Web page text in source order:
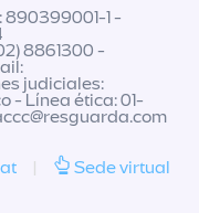
890399001-1 -
8861300 -
judiciales:
- Línea ética: 01-
| Sede virtual